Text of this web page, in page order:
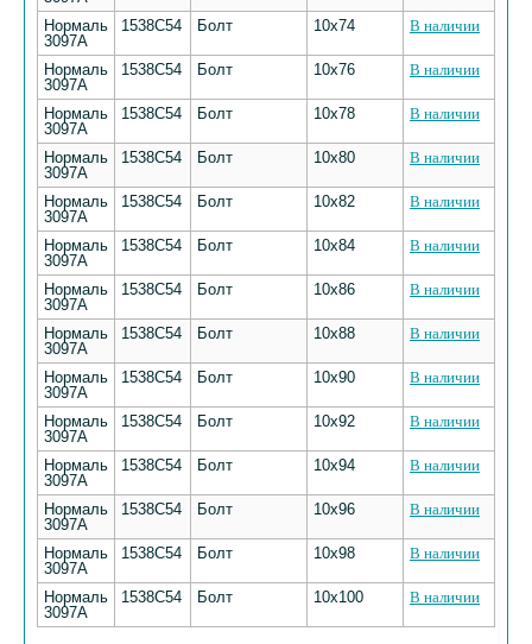
Нормаль
3097А
1538С54 Болт 10х74 В наличии
Нормаль
3097А
1538С54 Болт 10х76 В наличии
Нормаль
3097А
1538С54 Болт 10х78 В наличии
Нормаль
3097А
1538С54 Болт 10х80 В наличии
Нормаль
3097А
1538С54 Болт 10х82 В наличии
Нормаль
3097А
1538С54 Болт 10х84 В наличии
Нормаль
3097А
1538С54 Болт 10х86 В наличии
Нормаль
3097А
1538С54 Болт 10х88 В наличии
Нормаль
3097А
1538С54 Болт 10х90 В наличии
Нормаль
3097А
1538С54 Болт 10х92 В наличии
Нормаль
3097А
1538С54 Болт 10х94 В наличии
Нормаль
3097А
1538С54 Болт 10х96 В наличии
Нормаль
3097А
1538С54 Болт 10х98 В наличии
Нормаль
3097А
1538С54 Болт 10х100 В наличии